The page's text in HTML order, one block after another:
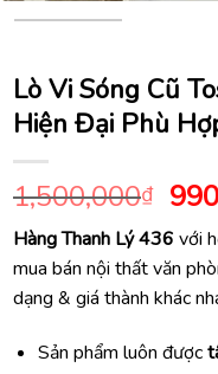
Lò Vi Sóng Cũ
Hiện Đại Phù
1,500,000₫ Giá
gốc
là:
Hàng Thanh Lý 436 với
mua bán nội thất văn
dạng & giá thành khác
Sản phẩm luôn được